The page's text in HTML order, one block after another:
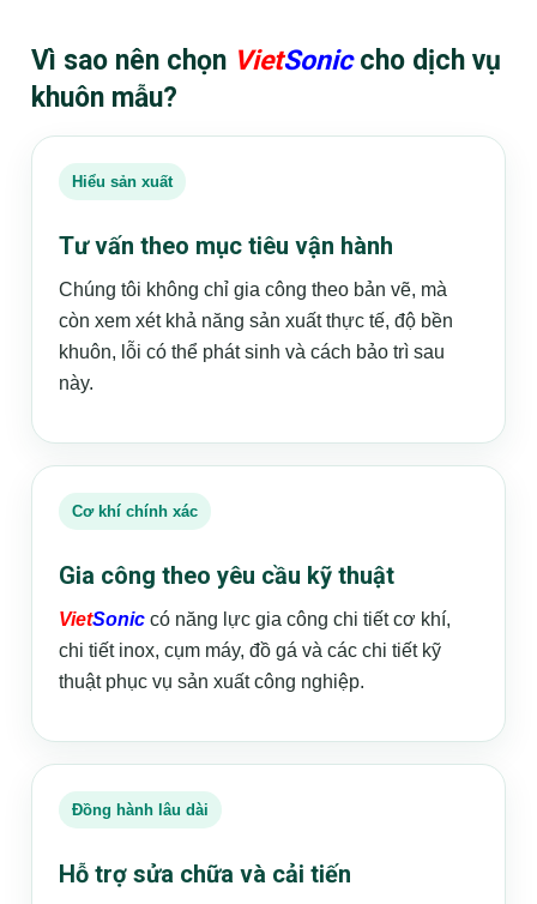
Vì sao nên chọn VietSoniccho dịch vụ
khuôn mẫu?
Hiểu sản xuất
Tư vấn theo mục tiêu vận hành
Chúng tôi không chỉ gia công theo bản vẽ, mà
còn xem xét khả năng sản xuất thực tế, độ bền
khuôn, lỗi có thể phát sinh và cách bảo trì sau
này.
Cơ khí chính xác
Gia công theo yêu cầu kỹ thuật
VietSonic có năng lực gia công chi tiết cơ khí,
chi tiết inox, cụm máy, đồ gá và các chi tiết kỹ
thuật phục vụ sản xuất công nghiệp.
Đồng hành lâu dài
Hỗ trợ sửa chữa và cải tiến